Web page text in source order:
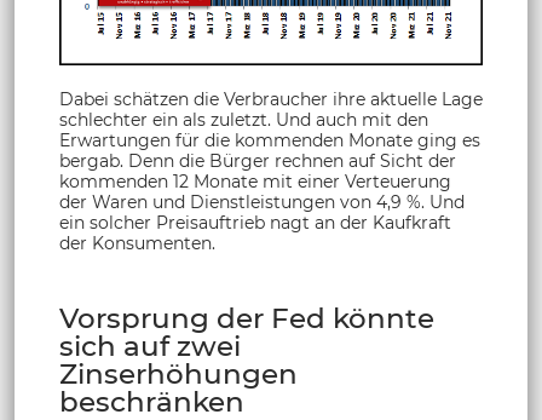
Dabei schätzen die Verbraucher ihre aktuelle Lage
schlechter ein als zuletzt. Und auch mit den
Erwartungen für die kommenden Monate ging es
bergab. Denn die Bürger rechnen auf Sicht der
kommenden 12 Monate mit einer Verteuerung
der Waren und Dienstleistungen von 4,9 %. Und
ein solcher Preisauftrieb nagt an der Kaufkraft
der Konsumenten.
Vorsprung der Fed könnte
sich auf zwei
Zinserhöhungen
beschränken